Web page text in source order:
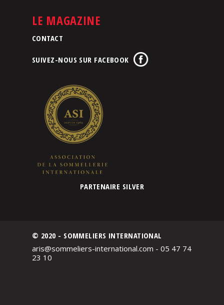
LE MAGAZINE
CONTACT
SUIVEZ-NOUS SUR FACEBOOK
PARTENAIRE SILVER
© 2020 - SOMMELIERS INTERNATIONAL
aris@sommeliers-international.com - 05 47 74
23 10